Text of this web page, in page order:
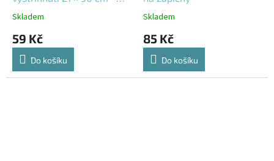
zápichy na dort
Skladem
59 Kč
Do košíku
Skladem
85 Kč
Do košíku